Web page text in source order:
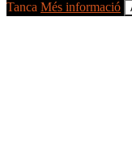
Tanca Més informació